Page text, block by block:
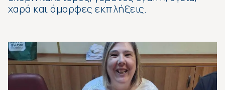
χαρά και όμορφες εκπλήξεις.